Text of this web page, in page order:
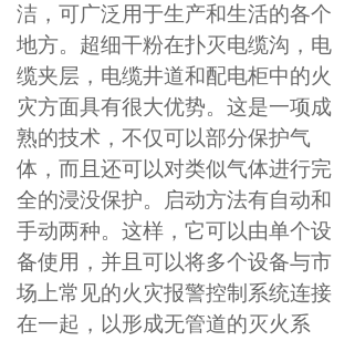
洁，可广泛用于生产和生活的各个
地方。超细干粉在扑灭电缆沟，电
缆夹层，电缆井道和配电柜中的火
灾方面具有很大优势。这是一项成
熟的技术，不仅可以部分保护气
体，而且还可以对类似气体进行完
全的浸没保护。启动方法有自动和
手动两种。这样，它可以由单个设
备使用，并且可以将多个设备与市
场上常见的火灾报警控制系统连接
在一起，以形成无管道的灭火系